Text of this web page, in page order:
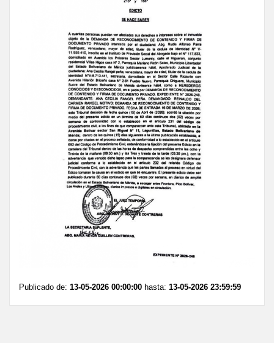
Publicado de: 13-05-2026 00:00:00 hasta: 13-05-2026 23:59:59